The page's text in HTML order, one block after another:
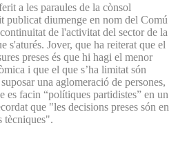
a les paraules de la cònsol
publicat diumenge en nom del Comú
de l'activitat del sector de la
s'aturés. Jover, que ha reiterat que el
preses és que hi hagi el menor
i que el que s’ha limitat són
una aglomeració de persones,
es facin “polítiques partidistes” en un
que "les decisions preses són en
tècniques".